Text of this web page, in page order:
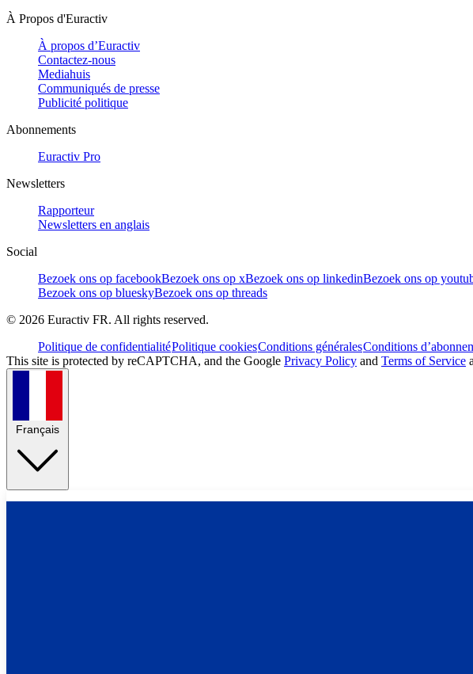
À Propos d'Euractiv
À propos d’Euractiv
Contactez-nous
Mediahuis
Communiqués de presse
Publicité politique
Abonnements
Euractiv Pro
Newsletters
Rapporteur
Newsletters en anglais
Social
Bezoek ons op facebookBezoek ons op xBezoek ons op linkedinBezoek ons op
Bezoek ons op blueskyBezoek ons op threads
© 2026 Euractiv FR. All rights reserved.
Politique de confidentialitéPolitique cookiesConditions généralesConditions
This site is protected by reCAPTCHA, and the Google Privacy Policy and Terms of Service
Français